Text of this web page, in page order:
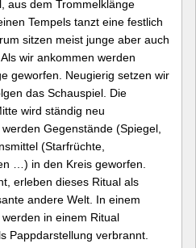
aus dem Trommelklänge
Tempels tanzt eine festlich
sitzen meist junge aber auch
wir ankommen werden
geworfen. Neugierig setzen wir
das Schauspiel. Die
wird ständig neu
Gegenstände (Spiegel,
(Starfrüchte,
…) in den Kreis geworfen.
erleben dieses Ritual als
andere Welt. In einem
in einem Ritual
Pappdarstellung verbrannt.